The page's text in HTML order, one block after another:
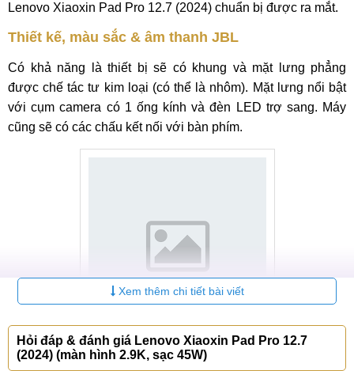
Lenovo Xiaoxin Pad Pro 12.7 (2024) chuẩn bị được ra mắt.
Thiết kế, màu sắc & âm thanh JBL
Có khả năng là thiết bị sẽ có khung và mặt lưng phẳng
được chế tác tư kim loại (có thể là nhôm). Mặt lưng nổi bật
với cụm camera có 1 ống kính và đèn LED trợ sang. Máy
cũng sẽ có các chấu kết nối với bàn phím.
Ảnh minh họa
Xem thêm chi tiết bài viết
Hỏi đáp & đánh giá Lenovo Xiaoxin Pad Pro 12.7
(2024) (màn hình 2.9K, sạc 45W)